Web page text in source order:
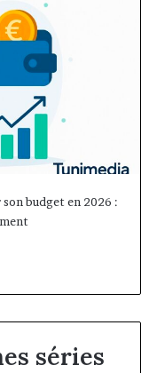
budget en 2026 :
séries